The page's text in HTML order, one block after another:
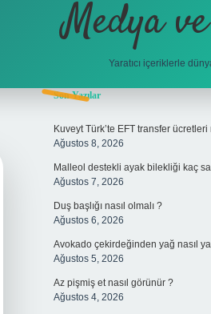
Medya
Yaratıcı içeriklerle
Sidebar
Son Yazılar
Kuveyt Türk’te EFT transfer
Ağustos 8, 2026
Malleol destekli ayak bilekliği kaç
Ağustos 7, 2026
Duş başlığı nasıl olmalı ?
Ağustos 6, 2026
Avokado çekirdeğinden yağ nasıl
Ağustos 5, 2026
Az pişmiş et nasıl görünür ?
Ağustos 4, 2026